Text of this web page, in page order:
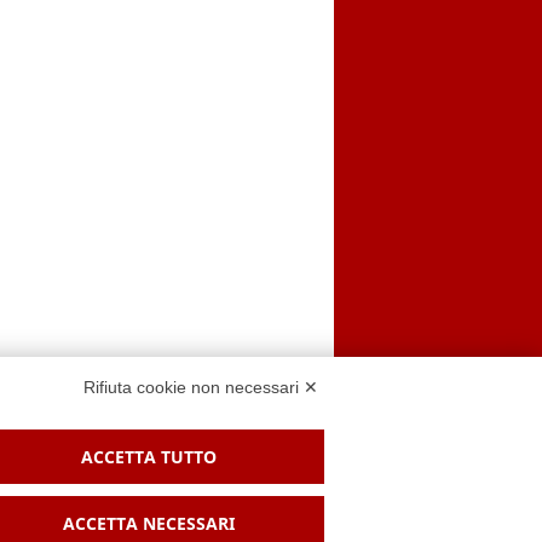
Rifiuta cookie non necessari ✕
ACCETTA TUTTO
ACCETTA NECESSARI